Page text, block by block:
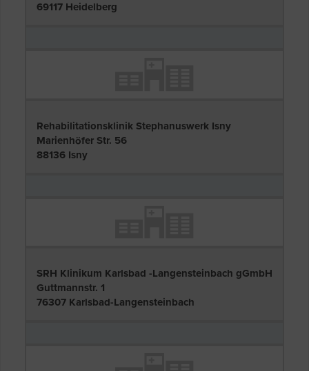
69117 Heidelberg
Rehabilitationsklinik Stephanuswerk Isny
Marienhöfer Str. 56
88136 Isny
SRH Klinikum Karlsbad -Langensteinbach gGmbH
Guttmannstr. 1
76307 Karlsbad-Langensteinbach